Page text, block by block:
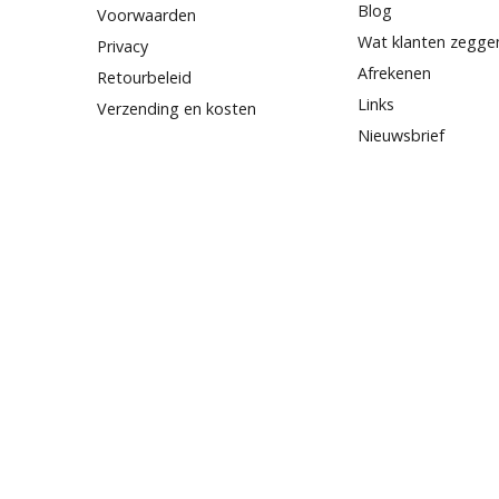
Voorwaarden
Privacy
Retourbeleid
Verzending en kosten
Blog
Wat klanten
Afrekenen
Links
Nieuwsbrief